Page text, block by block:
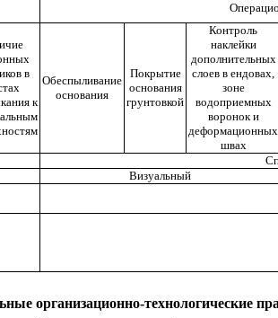
в
к
Обеспыливание
основания
Покрытие
основания
грунтовкой
Контроль
наклейки
дополнительных
слоев в ендовах,
зоне
водоприемных
воронок и
деформационных
швах
Визуальный
организационно-технологические